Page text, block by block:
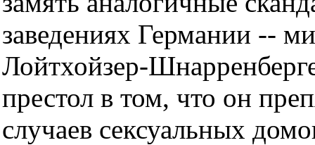
заведениях Германии --
Лойтхойзер-
престол в том, что он
случаев сексуальных